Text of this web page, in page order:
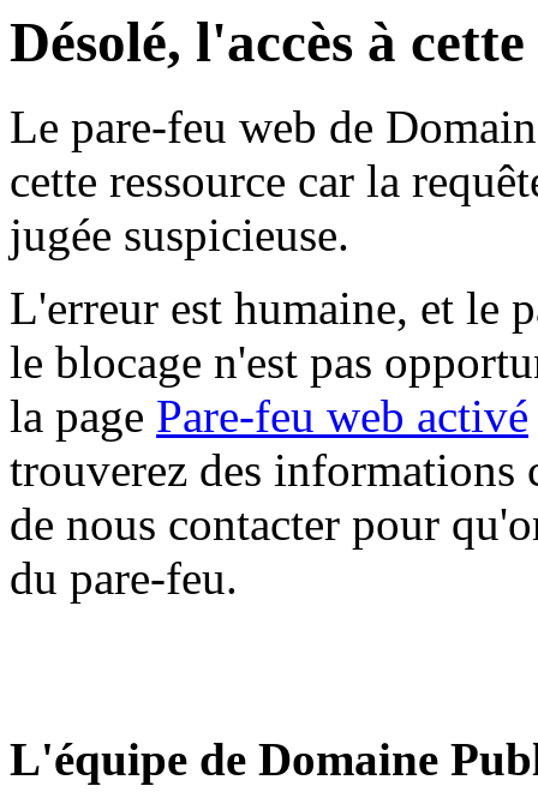
Désolé, l'accès à
Le pare-feu web de
cette ressource car la
jugée suspicieuse.
L'erreur est humaine, et le
le blocage n'est pas
la page Pare-feu web activé
trouverez des informations
de nous contacter pour
du pare-feu.
L'équipe de Domaine